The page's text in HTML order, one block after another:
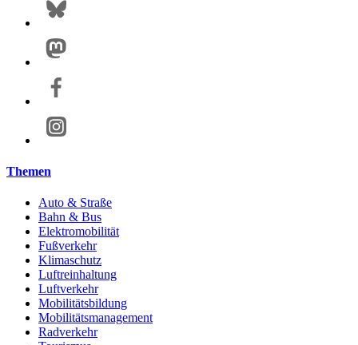
Themen
Auto & Straße
Bahn & Bus
Elektromobilität
Fußverkehr
Klimaschutz
Luftreinhaltung
Luftverkehr
Mobilitätsbildung
Mobilitätsmanagement
Radverkehr